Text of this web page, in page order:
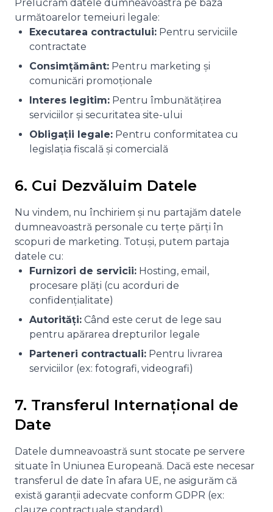
Prelucrăm datele dumneavoastră pe baza
următoarelor temeiuri legale:
Executarea contractului: Pentru serviciile
contractate
Consimțământ: Pentru marketing și
comunicări promoționale
Interes legitim: Pentru îmbunătățirea
serviciilor și securitatea site-ului
Obligații legale: Pentru conformitatea cu
legislația fiscală și comercială
6. Cui Dezvăluim Datele
Nu vindem, nu închiriem și nu partajăm datele
dumneavoastră personale cu terțe părți în
scopuri de marketing. Totuși, putem partaja
datele cu:
Furnizori de servicii: Hosting, email,
procesare plăți (cu acorduri de
confidențialitate)
Autorități: Când este cerut de lege sau
pentru apărarea drepturilor legale
Parteneri contractuali: Pentru livrarea
serviciilor (ex: fotografi, videografi)
7. Transferul Internațional de
Date
Datele dumneavoastră sunt stocate pe servere
situate în Uniunea Europeană. Dacă este necesar
transferul de date în afara UE, ne asigurăm că
există garanții adecvate conform GDPR (ex: